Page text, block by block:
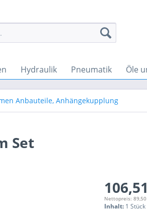
Hydraulik Pneumatik Öle
Anbauteile, Anhängekupplung
Set
Nettopreis:
Inhalt: 1 Stück